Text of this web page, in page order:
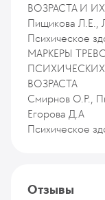
ВОЗРАСТА И
Пищикова Л.Е.,
Психическое
МАРКЕРЫ
ВОЗРАСТА
Смирнов О.Р.,
Егорова Д.А
Психическое
Отзывы